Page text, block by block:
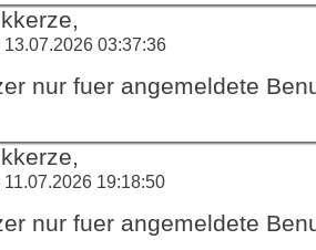
03:37:36
nur fuer angemeldete
19:18:50
nur fuer angemeldete